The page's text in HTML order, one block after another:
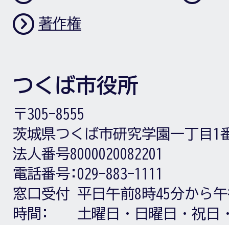
著作権
つくば市役所
〒305-8555
茨城県つくば市研究学園一丁目1
法人番号8000020082201
電話番号: 029-883-1111
窓口受付
時間:
平日午前8時45分から
土曜日・日曜日・祝日